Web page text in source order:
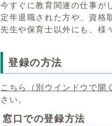
今すぐに教育関連の仕事が
定年退職された方や、資格
先生や保育士以外にも、様
登録の方法
こちら （別ウインドウで開
さい。
窓口での登録方法